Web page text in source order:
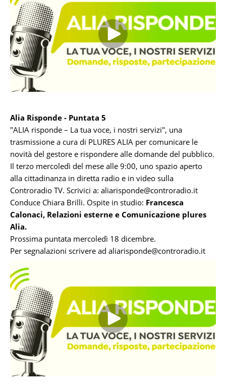
Alia Risponde - Puntata 5
"ALIA risponde – La tua voce, i nostri servizi", una
trasmissione a cura di PLURES ALIA per comunicare le
novità del gestore e rispondere alle domande del pubblico.
Il terzo mercoledì del mese alle 9:00, uno spazio aperto
alla cittadinanza in diretta radio e in video sulla
Controradio TV. Scrivici a: aliarisponde@controradio.it
Conduce Chiara Brilli. Ospite in studio: Francesca
Calonaci, Relazioni esterne e Comunicazione plures
Alia.
Prossima puntata mercoledì 18 dicembre.
Per segnalazioni scrivere ad aliarisponde@controradio.it